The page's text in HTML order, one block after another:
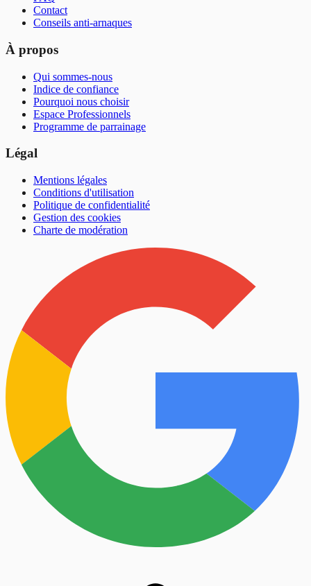
Contact
Conseils anti-arnaques
À propos
Qui sommes-nous
Indice de confiance
Pourquoi nous choisir
Espace Professionnels
Programme de parrainage
Légal
Mentions légales
Conditions d'utilisation
Politique de confidentialité
Gestion des cookies
Charte de modération